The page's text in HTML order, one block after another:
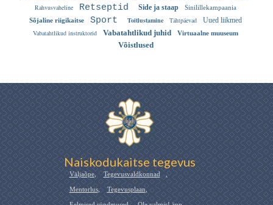
Rahvusvaheline Retseptid Side ja staap
Sinilillekampaania
Sõjaline riigikaitse
Sport Toitlustamine Tähtpäevad
Uued liikmed
Vabatahtlikud instruktorid
Vabatahtlikud juhid Virtuaalne muuseum
Võistlused
Naiskodukaitse tegevus
Väljaõpe, Tegevusvaldkonnad ,
Mentorlus, Tegevusplaan,